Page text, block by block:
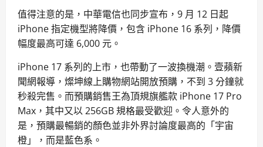
值得注意的是，中華電信也同步宣布，9 月 12 日起
iPhone 指定機型將降價，包含 iPhone 16 系列，降價
幅度最高可達 6,000 元。
iPhone 17 系列的上市，也帶動了一波換機潮。壹蘋新
聞網報導，燦坤線上購物網站開放預購，不到 3 分鐘就
秒殺完售。而預購銷售王為頂規旗艦款 iPhone 17 Pro
Max，其中又以 256GB 規格最受歡迎。令人意外的
是，預購最暢銷的顏色並非外界討論度最高的「宇宙
橙」，而是藍色系。